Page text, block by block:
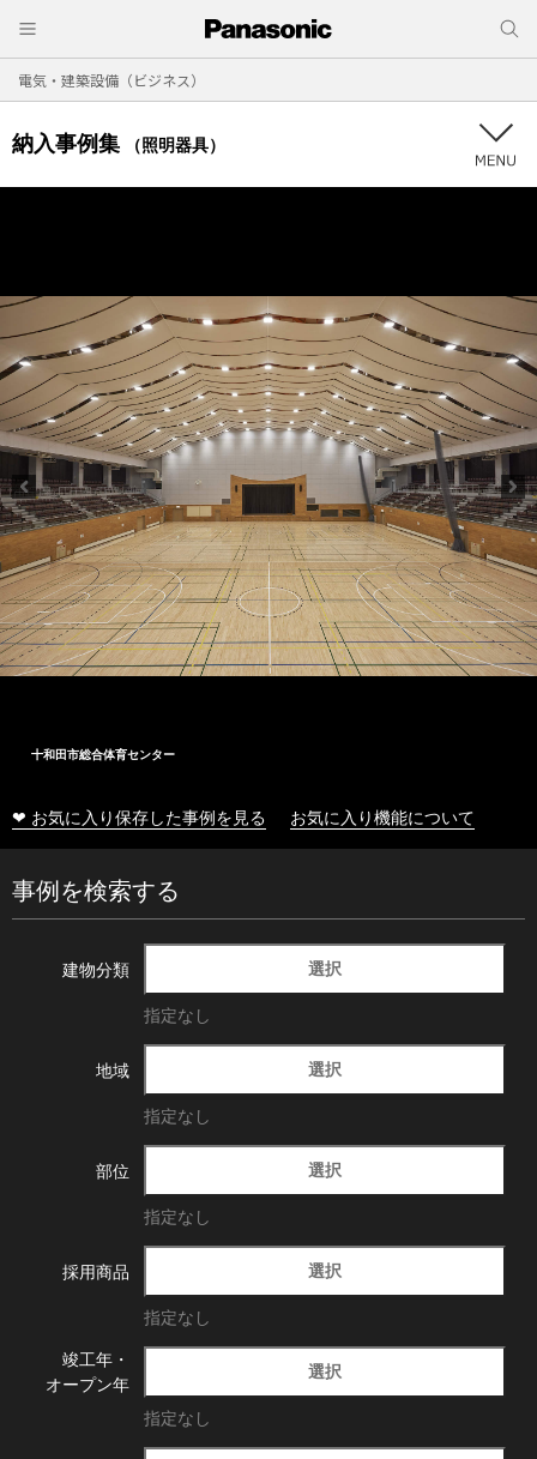
電気・建築設備（ビジネス）
納入事例集 （照明器具）
十和田市総合体育センター
❤ お気に入り保存した事例を見る お気に入り機能について
事例を検索する
建物分類 選択
指定なし
地域 選択
指定なし
部位 選択
指定なし
採用商品 選択
指定なし
竣工年・
オープン年
選択
指定なし